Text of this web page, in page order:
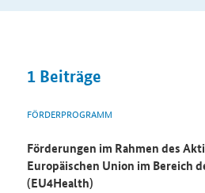
1 Beiträge
FÖRDERPROGRAMM
Förderungen im Rahmen des
Europäischen Union im Bereich
(EU4Health)